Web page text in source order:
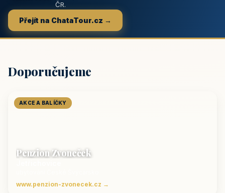
ČR.
Přejít na ChataTour.cz →
Doporučujeme
AKCE A BALÍČKY
Penzion Zvoneček
www.penzion-zvonecek.cz →